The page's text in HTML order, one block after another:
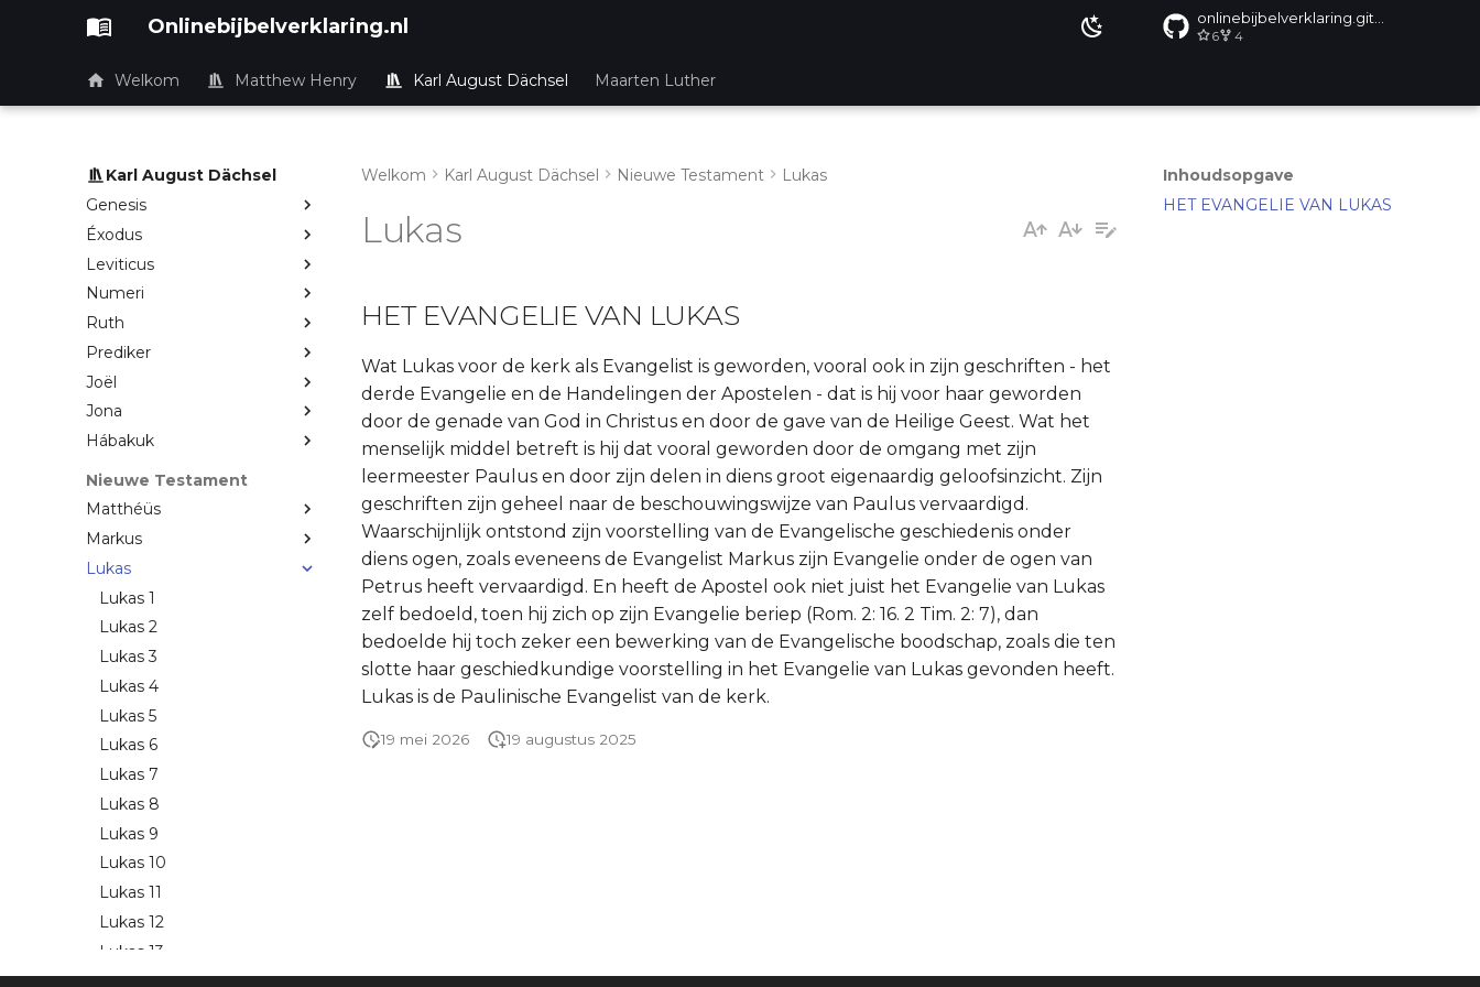
Onlinebijbelverklaring.nl 6 4
Welkom Matthew Henry Karl August Dächsel Maarten Luther
Karl August Dächsel
Inleiding
Genesis
Éxodus
Leviticus
Numeri
Ruth
Prediker
Joël
Jona
Hábakuk
Nieuwe Testament
Matthéüs
Markus
Lukas
Lukas 1
Lukas 2
Lukas 3
Lukas 4
Lukas 5
Lukas 6
Lukas 7
Lukas 8
Lukas 9
Lukas 10
Lukas 11
Lukas 12
Lukas 13
Lukas 14
Inhoudsopgave
HET EVANGELIE VAN LUKAS
Welkom Karl August Dächsel Nieuwe Testament Lukas
Lukas
HET EVANGELIE VAN LUKAS
Wat Lukas voor de kerk als Evangelist is geworden, vooral ook in zijn geschriften - het
derde Evangelie en de Handelingen der Apostelen - dat is hij voor haar geworden
door de genade van God in Christus en door de gave van de Heilige Geest. Wat het
menselijk middel betreft is hij dat vooral geworden door de omgang met zijn
leermeester Paulus en door zijn delen in diens groot eigenaardig geloofsinzicht. Zijn
geschriften zijn geheel naar de beschouwingswijze van Paulus vervaardigd.
Waarschijnlijk ontstond zijn voorstelling van de Evangelische geschiedenis onder
diens ogen, zoals eveneens de Evangelist Markus zijn Evangelie onder de ogen van
Petrus heeft vervaardigd. En heeft de Apostel ook niet juist het Evangelie van Lukas
zelf bedoeld, toen hij zich op zijn Evangelie beriep (Rom. 2: 16. 2 Tim. 2: 7), dan
bedoelde hij toch zeker een bewerking van de Evangelische boodschap, zoals die ten
slotte haar geschiedkundige voorstelling in het Evangelie van Lukas gevonden heeft.
Lukas is de Paulinische Evangelist van de kerk.
19 mei 2026 19 augustus 2025